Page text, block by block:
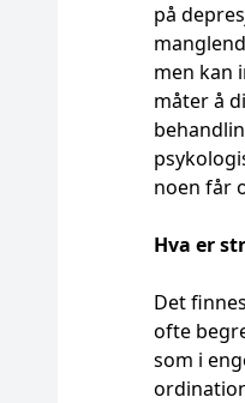
på
men kan
måter å
noen får
Hva er
Det
ofte
som i